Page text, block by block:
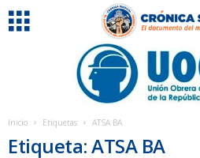
Inicio Etiquetas ATSA BA
Etiqueta: ATSA BA